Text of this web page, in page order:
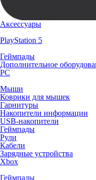
Аксессуары
PlayStation 5
Геймпады
Дополнительное
PC
Мыши
Коврики для мышек
Гарнитуры
Накопители информации
USB-накопители
Геймпады
Рули
Кабели
Зарядные устройства
Xbox
Геймпады